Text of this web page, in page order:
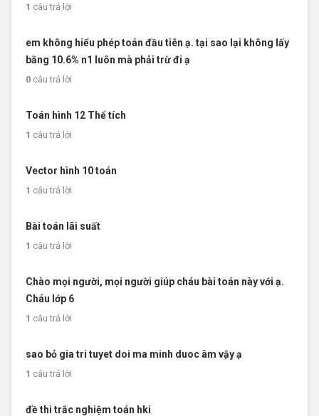
1 câu trả lời
em không hiểu phép toán đầu tiên ạ. tại sao lại không lấy
bằng 10.6% n1 luôn mà phải trừ đi ạ
0 câu trả lời
Toán hình 12 Thể tích
1 câu trả lời
Vector hình 10 toán
1 câu trả lời
Bài toán lãi suất
1 câu trả lời
Chào mọi người, mọi người giúp cháu bài toán này với ạ.
Cháu lớp 6
1 câu trả lời
sao bỏ gia tri tuyet doi ma minh duoc âm vậy ạ
1 câu trả lời
đề thi trắc nghiệm toán hki